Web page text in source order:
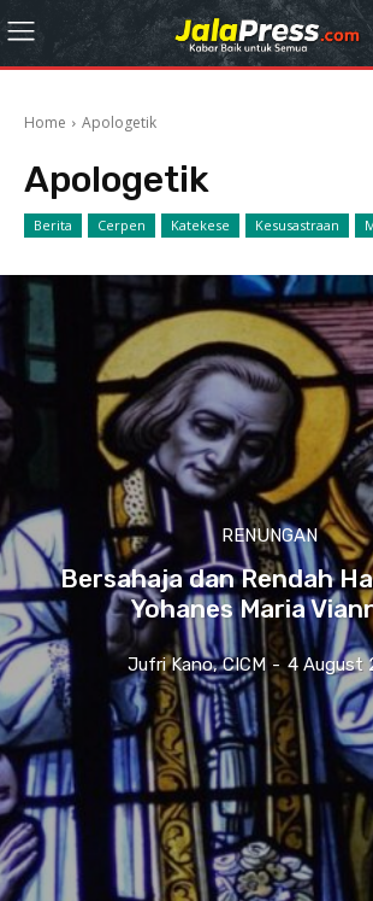
Home Apologetik
Apologetik
Berita Cerpen Katekese Kesusastraan
RENUNGAN
Bersahaja dan Rendah
Yohanes Maria
Jufri Kano, CICM - 4 August